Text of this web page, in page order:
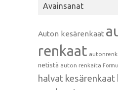
Avainsanat
Auton kesärenkaat
renkaat
netistä auton renkaita
halvat kesärenkaat